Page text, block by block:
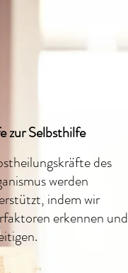
zur Selbsthilfe
des
werden
indem wir
erkennen und